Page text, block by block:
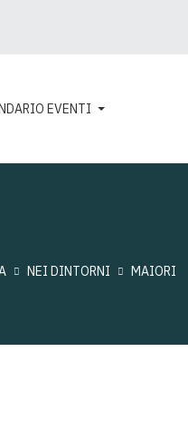
EVENTI
NEI DINTORNI MAIORI